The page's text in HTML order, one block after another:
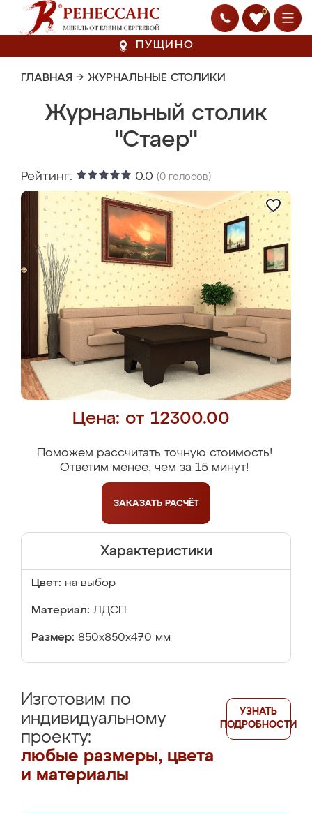
0
ПУЩИНО
ГЛАВНАЯ → ЖУРНАЛЬНЫЕ СТОЛИКИ
Журнальный столик
"Стаер"
Рейтинг: 0.0 (0 голосов)
Цена: от 12300.00
Поможем рассчитать точную стоимость!
Ответим менее, чем за 15 минут!
ЗАКАЗАТЬ РАСЧЁТ
Характеристики
Цвет: на выбор
Материал: ЛДСП
Размер: 850х850х470 мм
Изготовим по
индивидуальному
проекту:
любые размеры, цвета
и материалы
УЗНАТЬ
ПОДРОБНОСТИ